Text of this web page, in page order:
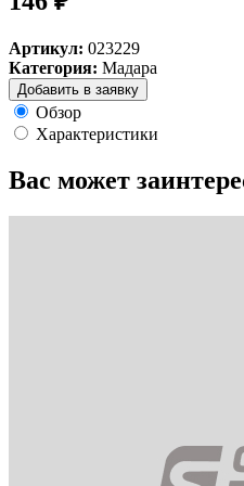
Артикул: 023229
Категория: Мадара
Добавить в заявку
Обзор
Характеристики
Вас может